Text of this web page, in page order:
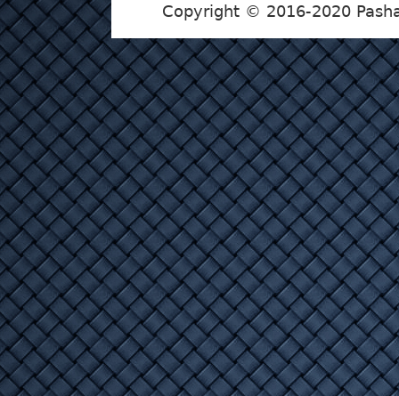
Copyright © 2016-2020